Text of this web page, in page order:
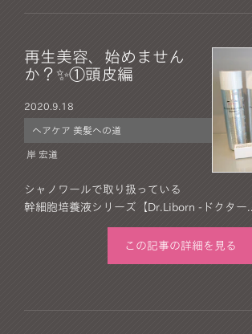
再生美容、始めません
か？✨①頭皮編
2020. 9.18
ヘアケア 美髪への道
岸 宏道
シャノワールで取り扱っている
幹細胞培養液シリーズ【Dr.Liborn -ドクター...
この記事の詳細を見る